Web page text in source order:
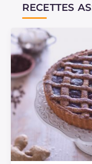
RECETTES